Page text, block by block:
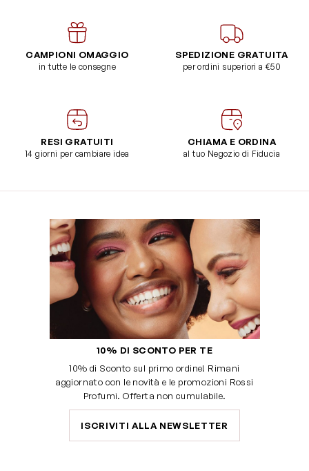
CAMPIONI OMAGGIO
in tutte le consegne
SPEDIZIONE GRATUITA
per ordini superiori a €50
RESI GRATUITI
14 giorni per cambiare idea
CHIAMA E ORDINA
al tuo Negozio di Fiducia
10% DI SCONTO PER TE
10% di Sconto sul primo ordine! Rimani
aggiornato con le novità e le promozioni Rossi
Profumi. Offerta non cumulabile.
ISCRIVITI ALLA NEWSLETTER